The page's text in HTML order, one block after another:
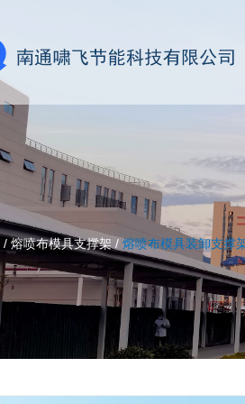
/ 熔喷布模具支撑架 / 熔喷布模具装卸支撑